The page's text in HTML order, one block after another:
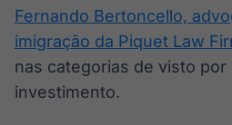
Fernando Bertoncello,
imigração da Piquet Law
nas categorias de visto por
investimento.